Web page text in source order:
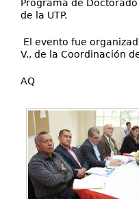
Programa de
de la UTP.
El evento fue
V., de la Coordinación
AQ